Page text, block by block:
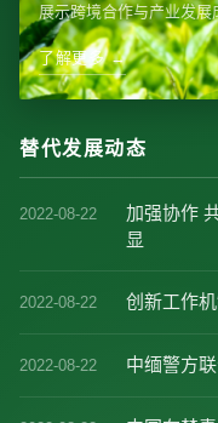
展示跨境合作与产业发展
了解更多 →
替代发展动态
2022-08-22
加强协作
显
2022-08-22 创新工作
2022-08-22 中缅警方